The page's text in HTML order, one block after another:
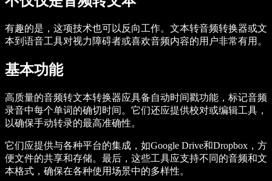
有趣的是，这项技术也可以反向工作。文本转音频转换器或文
本到语音工具对视力障碍者或喜欢音频内容的用户非常有用。
基本功能
高质量的音频转文本转换器应具备自动时间戳功能，标记音频
录音中每个单词的确切时间。它们还应提供校对或编辑工具，
以确保手动转录的最高准确性。
它们应提供与各种平台的集成，如Google Drive和Dropbox，方
便文件的共享和存储。最后，这些工具应支持不同的音频和文
本格式，确保在各种使用场景中的多样性。